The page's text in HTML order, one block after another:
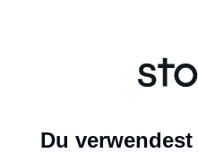
Du